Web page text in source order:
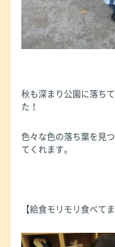
秋も深まり公園に落ち
た！
色々な色の落ち葉を見
てくれます。
【給食モリモリ食べてま